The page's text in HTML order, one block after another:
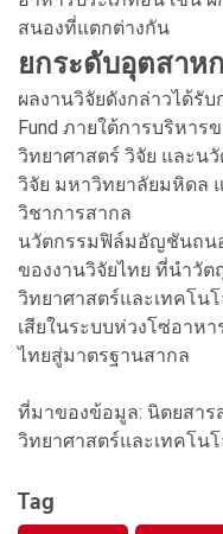
สนองที่แตกต่างกัน
ยกระดับอุตสาห
ผลงานวิจัยดังกล่าวได้รั
Fund ภายใต้การบริหา
วิทยาศาสตร์ วิจัย และน
วิจัย มหาวิทยาลัยมหิดล
วิชาการสากล
นวัตกรรมฟิล์มอัญชันถน
ของงานวิจัยไทย ที่นำวั
วิทยาศาสตร์และเทคโ
เสียในระบบห่วงโซ่อาห
ไทยสู่มาตรฐานสากล
ที่มาของข้อมูล: นิตยสา
วิทยาศาสตร์และเทคโน
Tag